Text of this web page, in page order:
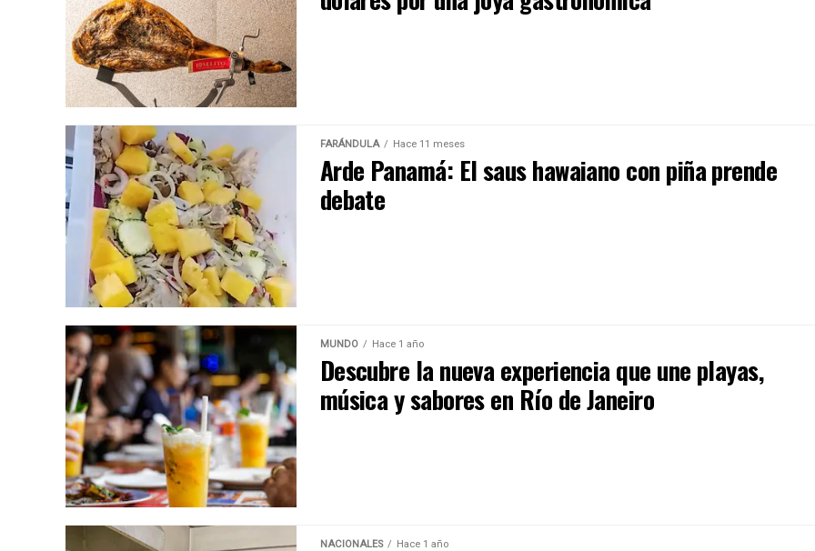
FARÁNDULA Hace 11 meses
Arde Panamá: El saus hawaiano con piña prende
debate
MUNDO Hace 1 año
Descubre la nueva experiencia que une playas,
música y sabores en Río de Janeiro
NACIONALES Hace 1 año